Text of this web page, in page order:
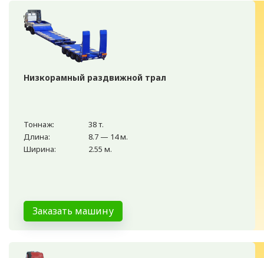
Низкорамный раздвижной трал
Тоннаж:
38 т.
Длина:
8.7 — 14 м.
Ширина:
2.55 м.
Заказать машину